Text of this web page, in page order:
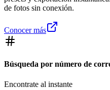
de fotos sin conexión.
Conocer más
Búsqueda por número de
Encontrate al instante